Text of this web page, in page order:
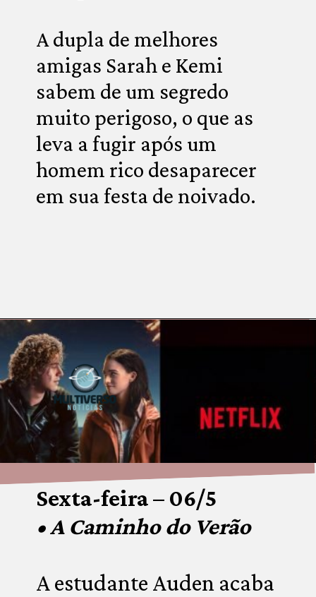
A dupla de melhores
amigas Sarah e Kemi
sabem de um segredo
muito perigoso, o que as
leva a fugir após um
homem rico desaparecer
em sua festa de noivado.
Opening
Sexta-feira – 06/5
• A Caminho do Verão
A estudante Auden acaba